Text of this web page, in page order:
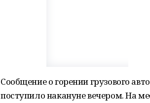
Сообщение о горении грузового
поступило накануне вечером. На